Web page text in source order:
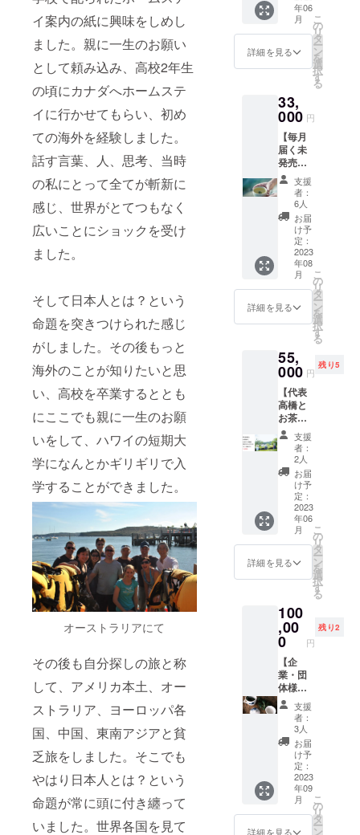
イ案内の紙に興味をしめし
ました。親に一生のお願い
として頼み込み、高校2年生
の頃にカナダへホームステ
イに行かせてもらい、初め
ての海外を経験しました。
話す言葉、人、思考、当時
の私にとって全てが斬新に
感じ、世界がとてつもなく
広いことにショックを受け
ました。
そして日本人とは？という
命題を突きつけられた感じ
がしました。その後もっと
海外のことが知りたいと思
い、高校を卒業するととも
にここでも親に一生のお願
いをして、ハワイの短期大
学になんとかギリギリで入
学することができました。
オーストラリアにて
その後も自分探しの旅と称
して、アメリカ本土、オー
ストラリア、ヨーロッパ各
国、中国、東南アジアと貧
乏旅をしました。そこでも
やはり日本人とは？という
命題が常に頭に付き纏って
いました。世界各国を見て
ターン
商品の
保存方
法 [直
を避け
冷暗所
にて保
存] 賞味
期限
[2024.6
] 「原材
料及び
添加物
等の食
品表示
はお届
け商品
のラベ
ルに表
ます。
商品開
お届け
のリ
ターン
に貼付
された
ラベル
や注意
書きを
ご確認
くださ
い。」
※「実際
にお届
けする
リター
パッ
ケージ
が異な
る場合
があり
ますの
で、あ
らかじ
めご了
承くだ
い。」
ロープ
の茶染
めを手
れてい
るWUY
お願い
しまし
た。大
阪で草
木染め
を専門
にされ
ており
ます。
製造過
程など
ででる
お茶が
こんな
にも綺
麗に染
められ
るとは
驚きと
いよう
がない
です。
【プロ
フィー
ル】 林
青那 (は
やし・
あおな)
1989年
生ま
れ。画
家。幼
少期よ
り造
形・絵
画のア
トリエ
に通
2010年
に桑沢
デザイ
ン研究
所を卒
業後、
イラス
トレー
ターと
して墨
一色の
静物画
を中心
に、広
告や書
籍など
のイラ
スト
パッ
ケージ
等のデ
が異な
る場合
で、あ
らかじ
めご了
承くだ
さ
い。」
[2024.1
2] 「原
び添加
物等の
届け商
品のラ
ベルに
表記さ
れま
す。商
品開封
前には
必ずお
届けの
リター
ンに貼
付され
たラベ
ルや注
をご確
認くだ
※「実際
にお届
けする
リター
ンと
パッ
ケージ
等のデ
ザイン
が異な
る場合
があり
ますの
で、あ
らかじ
承くだ
さ
下さい
※リター
ン商品
の保存
温多湿
を避け
冷暗所
にて保
存] 賞味
期限
[2024.1
2] 「原
材料及
び添加
物等の
食品表
示はお
届け商
品のラ
表記さ
れま
前には
必ずお
届けの
リター
ンに貼
付され
たラベ
ルや注
意書き
をご確
認くだ
い。」
※「実際
にお届
リター
ンと
等のデ
ザイン
が異な
る場合
があり
ますの
で、あ
らかじ
めご了
承くだ
さ
い。」
のお手
紙×1 ※
写真の
蓋なし
は作る
工程で
若干形
が変更
になる
可能性
があり
ます。
リター
ンの蓋
なし急
須と茶
海と湯
呑みは
作家も
のでは
なくプ
ことご
了承下
さい ※
リター
ン商品
の保存
方法
[直射日
光・高
温多湿
を避け
冷暗所
にて保
存] 賞味
期限
[2024.1
2] 「原
材料及
食品表
示はお
届け商
品のラ
ベルに
表記さ
れま
す。商
品開封
前には
必ずお
届けの
リター
ンに貼
付され
たラベ
せて頂
きま
す。
年06
月
詳細を見る
こ
の
リ
タ
ー
ン
を
選
択
す
る
33,
000 円
【毎月
届く未
発売の
瀬戸内
ブレン
ティー
と日本
茶】 毎
月1度、
普段商
品化・
販売し
ていな
い希少
な瀬戸
ではの
ブレン
ド
ティー
と日本
茶を定
期便さ
せて頂
きま
す。
例）8月
「いち
じくの
葉とほ
うじ茶
ブレン
ド＋べ
10
月
「アー
ルグレ
イの葉
と和紅
茶ブレ
ンド＋
さえみ
どり萎
凋煎
茶」
な
ど季節
感や瀬
戸内を
感じら
れるブ
支援
者：
6人
お届
け予
定：
2023
年08
月
詳細を見る
こ
の
リ
タ
ー
ン
を
選
択
す
る
55,
000 円
残り5
【代表
高橋と
お茶摘
みとお
茶作り
体験】
2023年
6月3日
（土）
開催予
定。 3
日が雨
予報の
場合6月
4日
（日）
いたし
ます。
4日も雨
の場合
はお茶
畑案内
と、製
茶工場
案内を
させて
頂きま
す。 お
茶の淹
れ方
ワーク
ショッ
プも行
いま
支援
者：
2人
お届
け予
定：
2023
年06
月
詳細を見る
こ
の
リ
タ
ー
ン
を
選
択
す
る
100
,00
0 円
残り2
【企
業・団
体様に
もおす
すめ】
あなた
だけの
オリジ
ナルブ
レンド
ティー
を50袋
作りま
す。 茶
支援
者：
3人
お届
け予
定：
2023
年09
月
詳細を見る
こ
の
リ
タ
ー
ン